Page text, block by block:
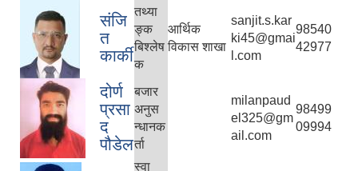
संजि
त
कार्की
तथ्या
ङ्क
बिश्लेष
क
आर्थिक
विकास शाखा
sanjit.s.kar
ki45@gmai
l.com
98540
42977
दोर्ण
प्रसा
द
पौडेल
बजार
अनुस
न्धानक
र्ता
milanpaud
el325@gm
ail.com
98499
09994
स्वा